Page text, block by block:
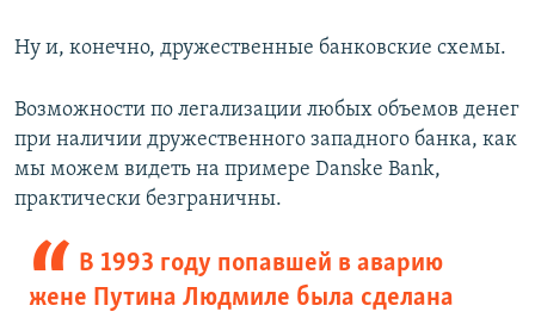
Ну и, конечно, дружественные банковские схемы.
Возможности по легализации любых объемов денег
при наличии дружественного западного банка, как
мы можем видеть на примере Danske Bank,
практически безграничны.
В 1993 году попавшей в аварию
жене Путина Людмиле была сделана